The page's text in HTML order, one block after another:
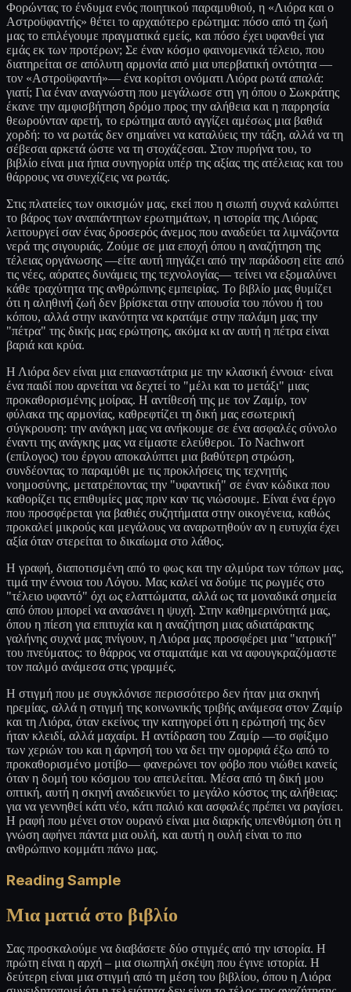
Φορώντας το ένδυμα ενός ποιητικού παραμυθιού, η «Λιόρα και ο
Αστροϋφαντής» θέτει το αρχαιότερο ερώτημα: πόσο από τη ζωή
μας το επιλέγουμε πραγματικά εμείς, και πόσο έχει υφανθεί για
εμάς εκ των προτέρων; Σε έναν κόσμο φαινομενικά τέλειο, που
διατηρείται σε απόλυτη αρμονία από μια υπερβατική οντότητα —
τον «Αστροϋφαντή»— ένα κορίτσι ονόματι Λιόρα ρωτά απαλά:
γιατί; Για έναν αναγνώστη που μεγάλωσε στη γη όπου ο Σωκράτης
έκανε την αμφισβήτηση δρόμο προς την αλήθεια και η παρρησία
θεωρούνταν αρετή, το ερώτημα αυτό αγγίζει αμέσως μια βαθιά
χορδή: το να ρωτάς δεν σημαίνει να καταλύεις την τάξη, αλλά να τη
σέβεσαι αρκετά ώστε να τη στοχάζεσαι. Στον πυρήνα του, το
βιβλίο είναι μια ήπια συνηγορία υπέρ της αξίας της ατέλειας και του
θάρρους να συνεχίζεις να ρωτάς.
Στις πλατείες των οικισμών μας, εκεί που η σιωπή συχνά καλύπτει
το βάρος των αναπάντητων ερωτημάτων, η ιστορία της Λιόρας
λειτουργεί σαν ένας δροσερός άνεμος που αναδεύει τα λιμνάζοντα
νερά της σιγουριάς. Ζούμε σε μια εποχή όπου η αναζήτηση της
τέλειας οργάνωσης —είτε αυτή πηγάζει από την παράδοση είτε από
τις νέες, αόρατες δυνάμεις της τεχνολογίας— τείνει να εξομαλύνει
κάθε τραχύτητα της ανθρώπινης εμπειρίας. Το βιβλίο μας θυμίζει
ότι η αληθινή ζωή δεν βρίσκεται στην απουσία του πόνου ή του
κόπου, αλλά στην ικανότητα να κρατάμε στην παλάμη μας την
"πέτρα" της δικής μας ερώτησης, ακόμα κι αν αυτή η πέτρα είναι
βαριά και κρύα.
Η Λιόρα δεν είναι μια επαναστάτρια με την κλασική έννοια· είναι
ένα παιδί που αρνείται να δεχτεί το "μέλι και το μετάξι" μιας
προκαθορισμένης μοίρας. Η αντίθεσή της με τον Ζαμίρ, τον
φύλακα της αρμονίας, καθρεφτίζει τη δική μας εσωτερική
σύγκρουση: την ανάγκη μας να ανήκουμε σε ένα ασφαλές σύνολο
έναντι της ανάγκης μας να είμαστε ελεύθεροι. Το Nachwort
(επίλογος) του έργου αποκαλύπτει μια βαθύτερη στρώση,
συνδέοντας το παραμύθι με τις προκλήσεις της τεχνητής
νοημοσύνης, μετατρέποντας την "υφαντική" σε έναν κώδικα που
καθορίζει τις επιθυμίες μας πριν καν τις νιώσουμε. Είναι ένα έργο
που προσφέρεται για βαθιές συζητήματα στην οικογένεια, καθώς
προκαλεί μικρούς και μεγάλους να αναρωτηθούν αν η ευτυχία έχει
αξία όταν στερείται το δικαίωμα στο λάθος.
Η γραφή, διαποτισμένη από το φως και την αλμύρα των τόπων μας,
τιμά την έννοια του Λόγου. Μας καλεί να δούμε τις ρωγμές στο
"τέλειο υφαντό" όχι ως ελαττώματα, αλλά ως τα μοναδικά σημεία
από όπου μπορεί να ανασάνει η ψυχή. Στην καθημερινότητά μας,
όπου η πίεση για επιτυχία και η αναζήτηση μιας αδιατάρακτης
γαλήνης συχνά μας πνίγουν, η Λιόρα μας προσφέρει μια "ιατρική"
του πνεύματος: το θάρρος να σταματάμε και να αφουγκραζόμαστε
τον παλμό ανάμεσα στις γραμμές.
Η στιγμή που με συγκλόνισε περισσότερο δεν ήταν μια σκηνή
ηρεμίας, αλλά η στιγμή της κοινωνικής τριβής ανάμεσα στον Ζαμίρ
και τη Λιόρα, όταν εκείνος την κατηγορεί ότι η ερώτησή της δεν
ήταν κλειδί, αλλά μαχαίρι. Η αντίδραση του Ζαμίρ —το σφίξιμο
των χεριών του και η άρνησή του να δει την ομορφιά έξω από το
προκαθορισμένο μοτίβο— φανερώνει τον φόβο που νιώθει κανείς
όταν η δομή του κόσμου του απειλείται. Μέσα από τη δική μου
οπτική, αυτή η σκηνή αναδεικνύει το μεγάλο κόστος της αλήθειας:
για να γεννηθεί κάτι νέο, κάτι παλιό και ασφαλές πρέπει να ραγίσει.
Η ραφή που μένει στον ουρανό είναι μια διαρκής υπενθύμιση ότι η
γνώση αφήνει πάντα μια ουλή, και αυτή η ουλή είναι το πιο
ανθρώπινο κομμάτι πάνω μας.
Reading Sample
Μια ματιά στο βιβλίο
Σας προσκαλούμε να διαβάσετε δύο στιγμές από την ιστορία. Η
πρώτη είναι η αρχή – μια σιωπηλή σκέψη που έγινε ιστορία. Η
δεύτερη είναι μια στιγμή από τη μέση του βιβλίου, όπου η Λιόρα